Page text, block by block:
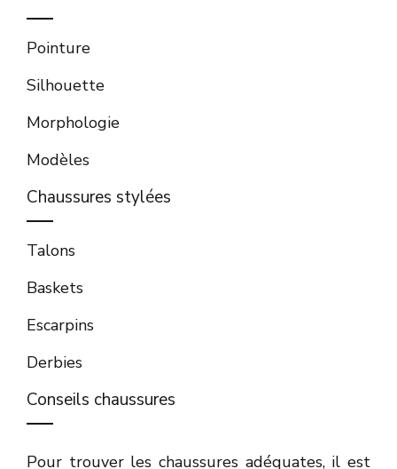
Pointure
Silhouette
Morphologie
Modèles
Chaussures stylées
Talons
Baskets
Escarpins
Derbies
Conseils chaussures
Pour trouver les chaussures adéquates, il est